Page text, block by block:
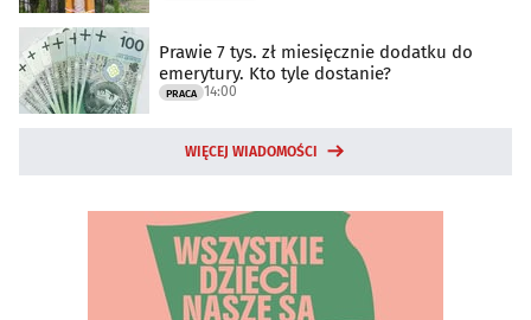
Prawie 7 tys. zł miesięcznie dodatku do
emerytury. Kto tyle dostanie?
PRACA 14:00
WIĘCEJ WIADOMOŚCI